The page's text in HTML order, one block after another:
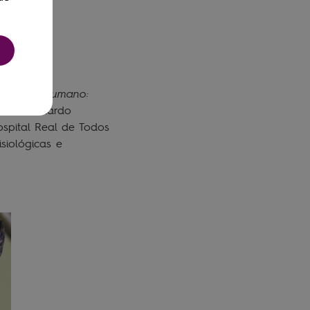
corpo humano:
de Bernardo
Real de Todos
e